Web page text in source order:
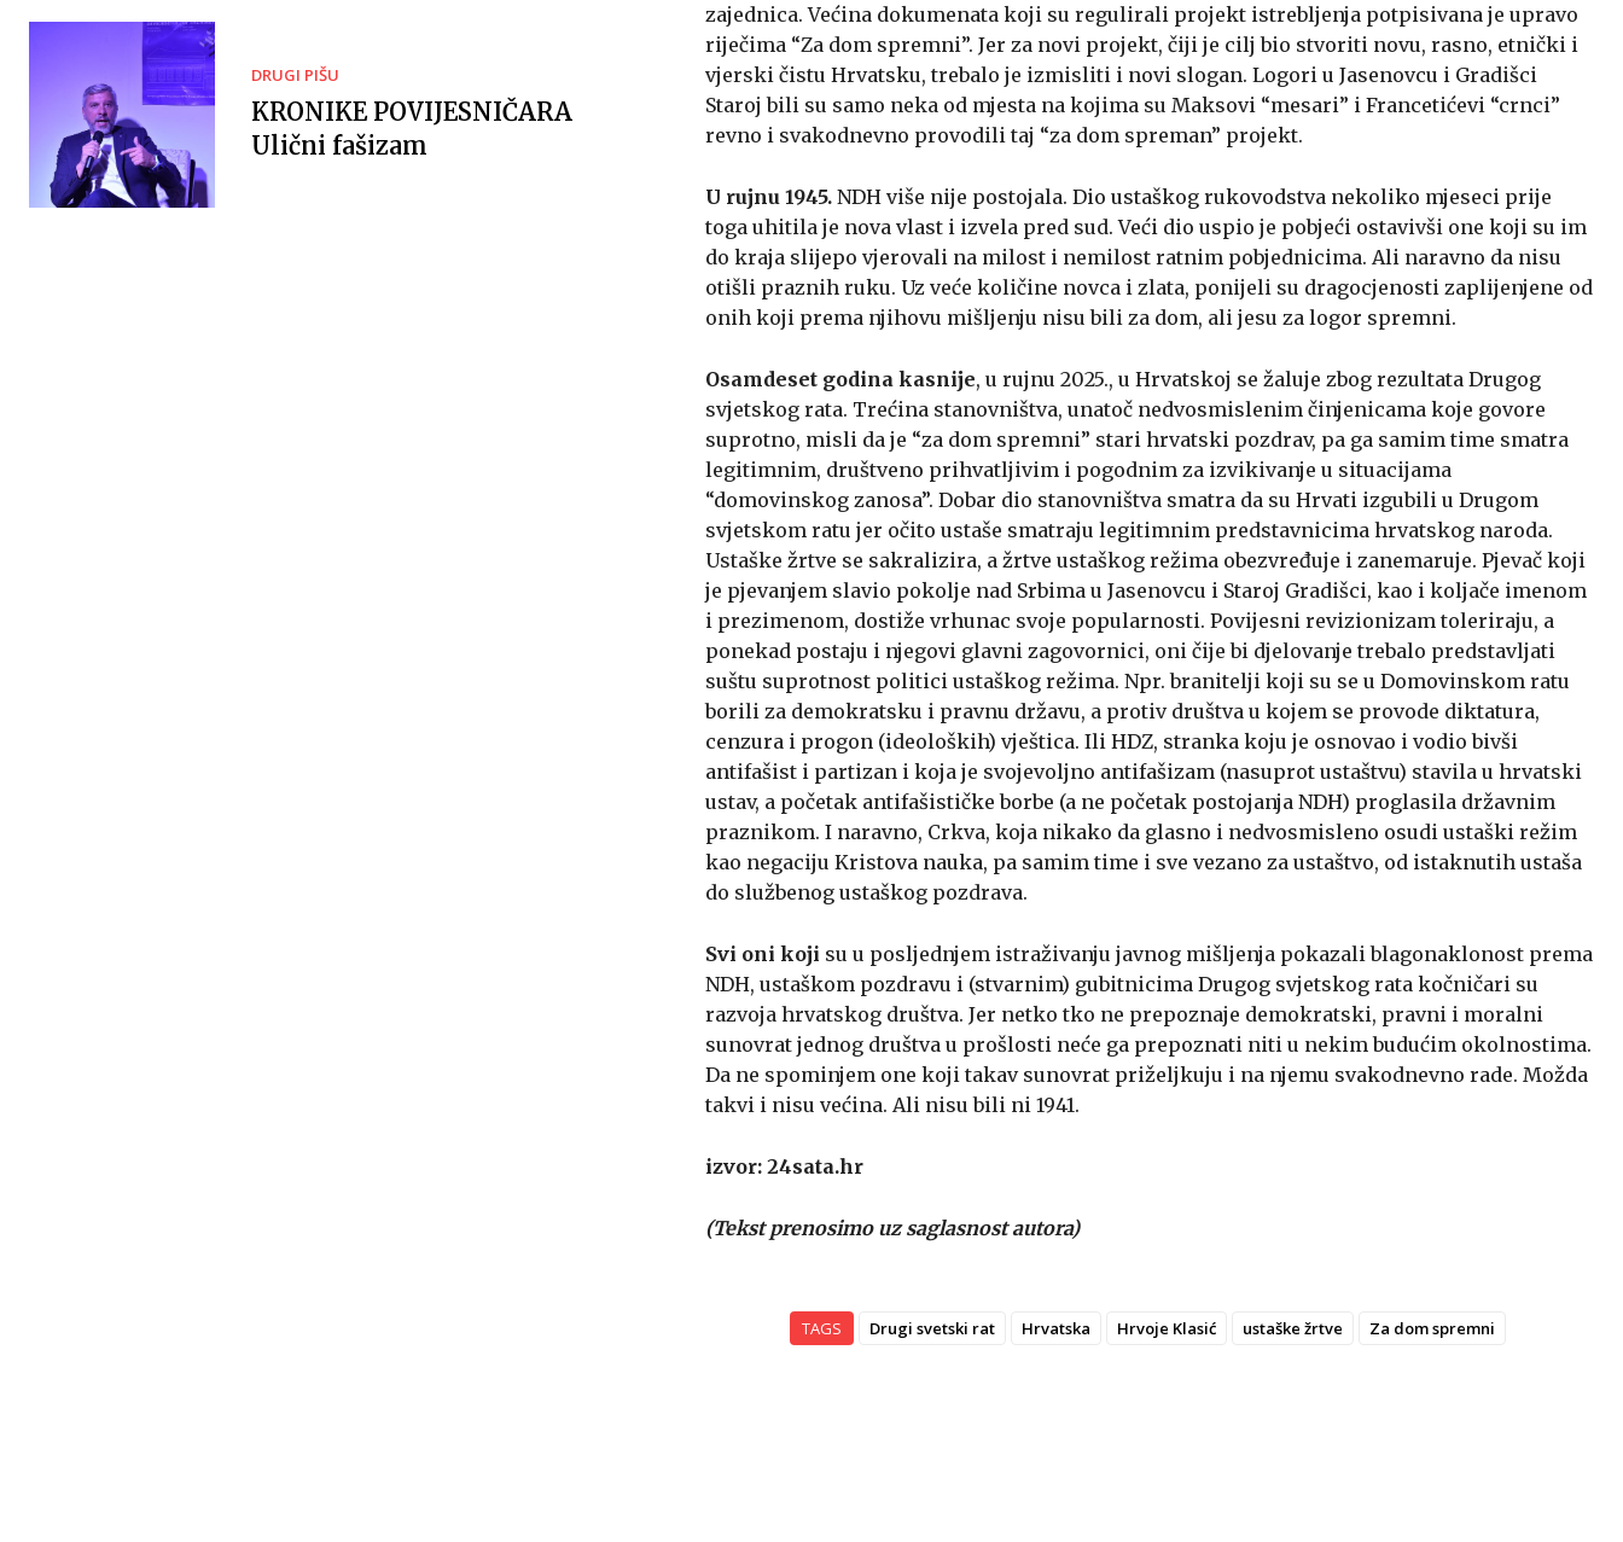
DRUGI PIŠU
KRONIKE POVIJESNIČARA
Ulični fašizam
zajednica. Većina dokumenata koji su regulirali projekt istrebljenja potpisivana je upravo
riječima “Za dom spremni”. Jer za novi projekt, čiji je cilj bio stvoriti novu, rasno, etnički i
vjerski čistu Hrvatsku, trebalo je izmisliti i novi slogan. Logori u Jasenovcu i Gradišci
Staroj bili su samo neka od mjesta na kojima su Maksovi “mesari” i Francetićevi “crnci”
revno i svakodnevno provodili taj “za dom spreman” projekt.
U rujnu 1945. NDH više nije postojala. Dio ustaškog rukovodstva nekoliko mjeseci prije
toga uhitila je nova vlast i izvela pred sud. Veći dio uspio je pobjeći ostavivši one koji su im
do kraja slijepo vjerovali na milost i nemilost ratnim pobjednicima. Ali naravno da nisu
otišli praznih ruku. Uz veće količine novca i zlata, ponijeli su dragocjenosti zaplijenjene od
onih koji prema njihovu mišljenju nisu bili za dom, ali jesu za logor spremni.
Osamdeset godina kasnije, u rujnu 2025., u Hrvatskoj se žaluje zbog rezultata Drugog
svjetskog rata. Trećina stanovništva, unatoč nedvosmislenim činjenicama koje govore
suprotno, misli da je “za dom spremni” stari hrvatski pozdrav, pa ga samim time smatra
legitimnim, društveno prihvatljivim i pogodnim za izvikivanje u situacijama
“domovinskog zanosa”. Dobar dio stanovništva smatra da su Hrvati izgubili u Drugom
svjetskom ratu jer očito ustaše smatraju legitimnim predstavnicima hrvatskog naroda.
Ustaške žrtve se sakralizira, a žrtve ustaškog režima obezvređuje i zanemaruje. Pjevač koji
je pjevanjem slavio pokolje nad Srbima u Jasenovcu i Staroj Gradišci, kao i koljače imenom
i prezimenom, dostiže vrhunac svoje popularnosti. Povijesni revizionizam toleriraju, a
ponekad postaju i njegovi glavni zagovornici, oni čije bi djelovanje trebalo predstavljati
suštu suprotnost politici ustaškog režima. Npr. branitelji koji su se u Domovinskom ratu
borili za demokratsku i pravnu državu, a protiv društva u kojem se provode diktatura,
cenzura i progon (ideoloških) vještica. Ili HDZ, stranka koju je osnovao i vodio bivši
antifašist i partizan i koja je svojevoljno antifašizam (nasuprot ustaštvu) stavila u hrvatski
ustav, a početak antifašističke borbe (a ne početak postojanja NDH) proglasila državnim
praznikom. I naravno, Crkva, koja nikako da glasno i nedvosmisleno osudi ustaški režim
kao negaciju Kristova nauka, pa samim time i sve vezano za ustaštvo, od istaknutih ustaša
do službenog ustaškog pozdrava.
Svi oni koji su u posljednjem istraživanju javnog mišljenja pokazali blagonaklonost prema
NDH, ustaškom pozdravu i (stvarnim) gubitnicima Drugog svjetskog rata kočničari su
razvoja hrvatskog društva. Jer netko tko ne prepoznaje demokratski, pravni i moralni
sunovrat jednog društva u prošlosti neće ga prepoznati niti u nekim budućim okolnostima.
Da ne spominjem one koji takav sunovrat priželjkuju i na njemu svakodnevno rade. Možda
takvi i nisu većina. Ali nisu bili ni 1941.
izvor: 24sata.hr
(Tekst prenosimo uz saglasnost autora)
TAGS Drugi svetski rat Hrvatska Hrvoje Klasić ustaške žrtve Za dom spremni